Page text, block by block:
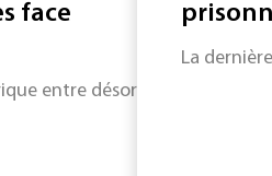
face
entre désormais dans sa
La